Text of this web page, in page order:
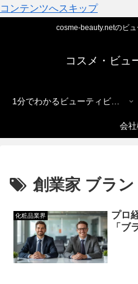
コンテンツへスキップ
cosme-beauty.netのビ
コスメ・ビュ
1分でわかるビューティビジネス
会
創業家 ブラン
化粧品業界
プロ
「ブ